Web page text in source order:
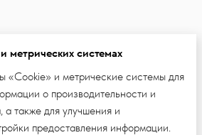
метрических системах
«Cookie» и метрические системы для
о производительности и
а также для улучшения и
предоставления информации.